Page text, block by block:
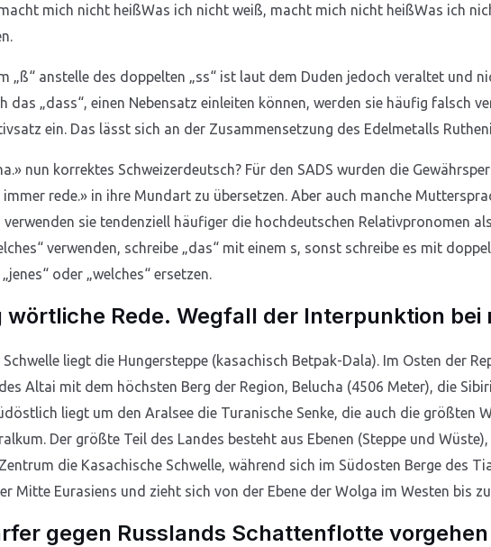
mich nicht heißWas ich nicht weiß, macht mich nicht heißWas ich
„ß“ anstelle des doppelten „ss“ ist laut dem Duden jedoch veraltet und
das „dass“, einen Nebensatz einleiten können, werden sie häufig falsch
ein. Das lässt sich an der Zusammensetzung des Edelmetalls
nun korrektes Schweizerdeutsch? Für den SADS wurden die
rede.» in ihre Mundart zu übersetzen. Aber auch manche
verwenden sie tendenziell häufiger die hochdeutschen Relativpronomen
verwenden, schreibe „das“ mit einem s, sonst schreibe es mit
oder „welches“ ersetzen.
Rede. Wegfall der Interpunktion bei
liegt die Hungersteppe (kasachisch Betpak-Dala). Im Osten der
Altai mit dem höchsten Berg der Region, Belucha (4506 Meter), die
liegt um den Aralsee die Turanische Senke, die auch die größten
Der größte Teil des Landes besteht aus Ebenen (Steppe und
die Kasachische Schwelle, während sich im Südosten Berge des
Mitte Eurasiens und zieht sich von der Ebene der Wolga im Westen bis
gegen Russlands Schattenflotte vorgehen